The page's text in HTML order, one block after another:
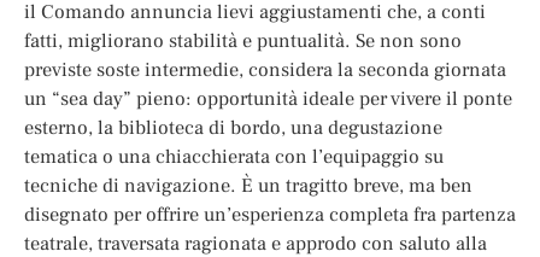
il Comando annuncia lievi aggiustamenti che, a conti
fatti, migliorano stabilità e puntualità. Se non sono
previste soste intermedie, considera la seconda giornata
un “sea day” pieno: opportunità ideale per vivere il ponte
esterno, la biblioteca di bordo, una degustazione
tematica o una chiacchierata con l’equipaggio su
tecniche di navigazione. È un tragitto breve, ma ben
disegnato per offrire un’esperienza completa fra partenza
teatrale, traversata ragionata e approdo con saluto alla